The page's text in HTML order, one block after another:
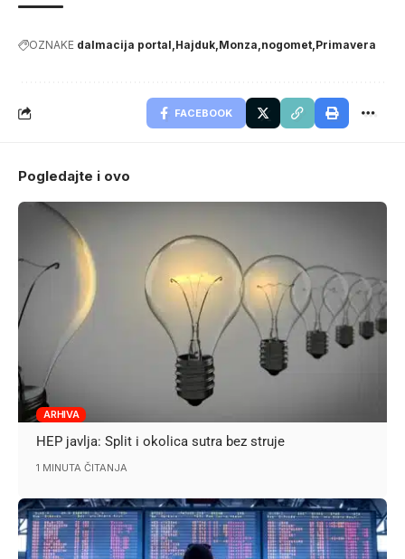
OZNAKE dalmacija portal Hajduk Monza nogomet Primavera
FACEBOOK
Pogledajte i ovo
ARHIVA
HEP javlja: Split i okolica sutra bez struje
1 MINUTA ČITANJA